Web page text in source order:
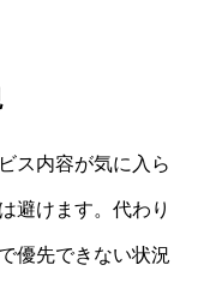
ス内容が気に入ら
避けます。代わり
優先できない状況